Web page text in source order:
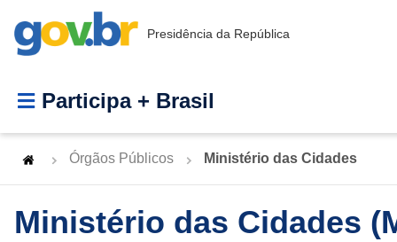
Presidência da República
Participa + Brasil
Órgãos Públicos Ministério das Cidades
Ministério das Cidades